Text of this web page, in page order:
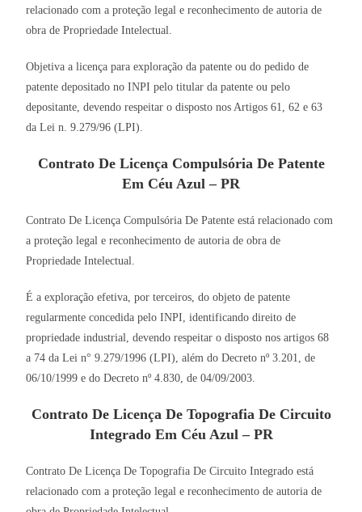
relacionado com a proteção legal e reconhecimento de autoria de
obra de Propriedade Intelectual.
Objetiva a licença para exploração da patente ou do pedido de
patente depositado no INPI pelo titular da patente ou pelo
depositante, devendo respeitar o disposto nos Artigos 61, 62 e 63
da Lei n. 9.279/96 (LPI).
Contrato De Licença Compulsória De Patente
Em Céu Azul – PR
Contrato De Licença Compulsória De Patente está relacionado com
a proteção legal e reconhecimento de autoria de obra de
Propriedade Intelectual.
É a exploração efetiva, por terceiros, do objeto de patente
regularmente concedida pelo INPI, identificando direito de
propriedade industrial, devendo respeitar o disposto nos artigos 68
a 74 da Lei n° 9.279/1996 (LPI), além do Decreto nº 3.201, de
06/10/1999 e do Decreto nº 4.830, de 04/09/2003.
Contrato De Licença De Topografia De Circuito
Integrado Em Céu Azul – PR
Contrato De Licença De Topografia De Circuito Integrado está
relacionado com a proteção legal e reconhecimento de autoria de